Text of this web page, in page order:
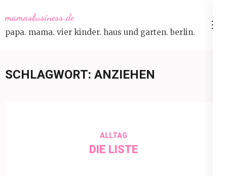
to
content
mamasbusiness.de
papa. mama. vier kinder. haus und garten. berlin.
SCHLAGWORT: ANZIEHEN
ALLTAG
DIE LISTE